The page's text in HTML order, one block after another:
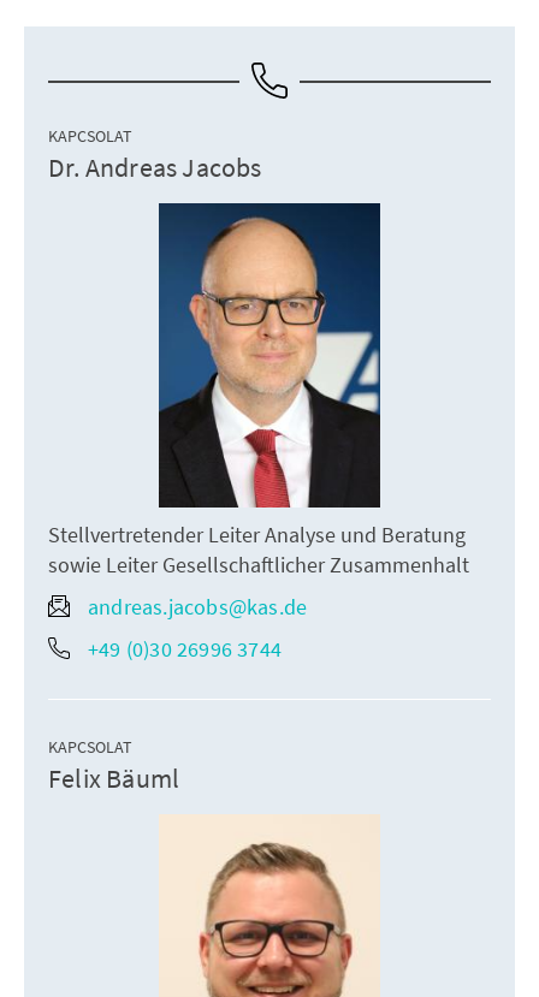
KAPCSOLAT
Dr. Andreas Jacobs
Stellvertretender Leiter Analyse und Beratung
sowie Leiter Gesellschaftlicher Zusammenhalt
andreas.jacobs@kas.de
+49 (0)30 26996 3744
KAPCSOLAT
Felix Bäuml